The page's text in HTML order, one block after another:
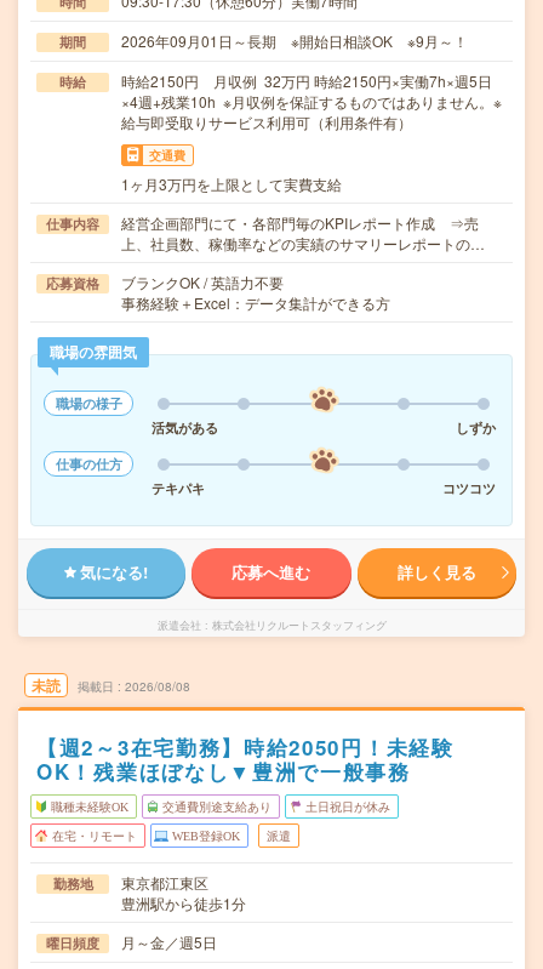
期間 2026年09月01日～長期 ※開始日相談OK ※9月～！
時給
時給2150円 月収例 32万円 時給2150円×実働7h×週5日
×4週+残業10h ※月収例を保証するものではありません。※
給与即受取りサービス利用可（利用条件有）
交通費
1ヶ月3万円を上限として実費支給
仕事内容
経営企画部門にて・各部門毎のKPIレポート作成 ⇒売
上、社員数、稼働率などの実績のサマリーレポートの…
応募資格
ブランクOK / 英語力不要
事務経験＋Excel：データ集計ができる方
職場の雰囲気
職場の様子
活気がある
しずか
仕事の仕方
テキパキ
コツコツ
気になる! 応募へ進む 詳しく見る
派遣会社 株式会社リクルートスタッフィング
未読 掲載日 2026/08/08
【週2～3在宅勤務】時給2050円！未経験
OK！残業ほぼなし▼豊洲で一般事務
職種未経験OK 交通費別途支給あり 土日祝日が休み
在宅・リモート WEB登録OK 派遣
勤務地
東京都江東区
豊洲駅から徒歩1分
曜日頻度 月～金／週5日